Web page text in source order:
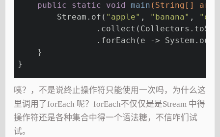
public static void main (String[]
        Stream.of(
"apple" , "banana" ,
.forEach(e ->
    }
}
咦？，不是说终止操作符只能使用一次吗，为什么这
里调用了forEach 呢？forEach不仅仅是是Stream 中得
操作符还是各种集合中得一个语法糖，不信咋们试
试。